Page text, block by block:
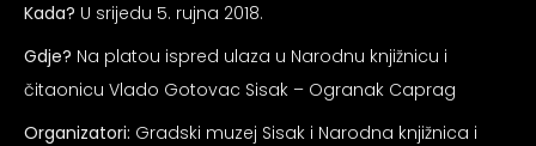
Kada? U srijedu 5. rujna 2018.
Gdje? Na platou ispred ulaza u Narodnu knjižnicu i
čitaonicu Vlado Gotovac Sisak – Ogranak Caprag
Organizatori: Gradski muzej Sisak i Narodna knjižnica i